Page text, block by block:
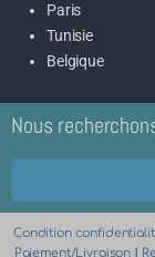
Paris
Tunisie
Belgique
Nous
Condition
Paiement/Livraison |